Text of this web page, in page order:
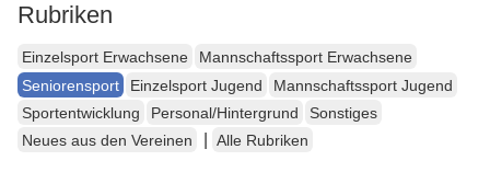
Rubriken
Einzelsport Erwachsene
Mannschaftssport Erwachsene
Seniorensport
Einzelsport Jugend
Mannschaftssport Jugend
Sportentwicklung
Personal/Hintergrund
Sonstiges
Neues aus den Vereinen
Alle Rubriken